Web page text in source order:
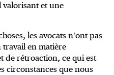
et une
les avocats n’ont pas
en matière
de rétroaction, ce qui est
circonstances que nous